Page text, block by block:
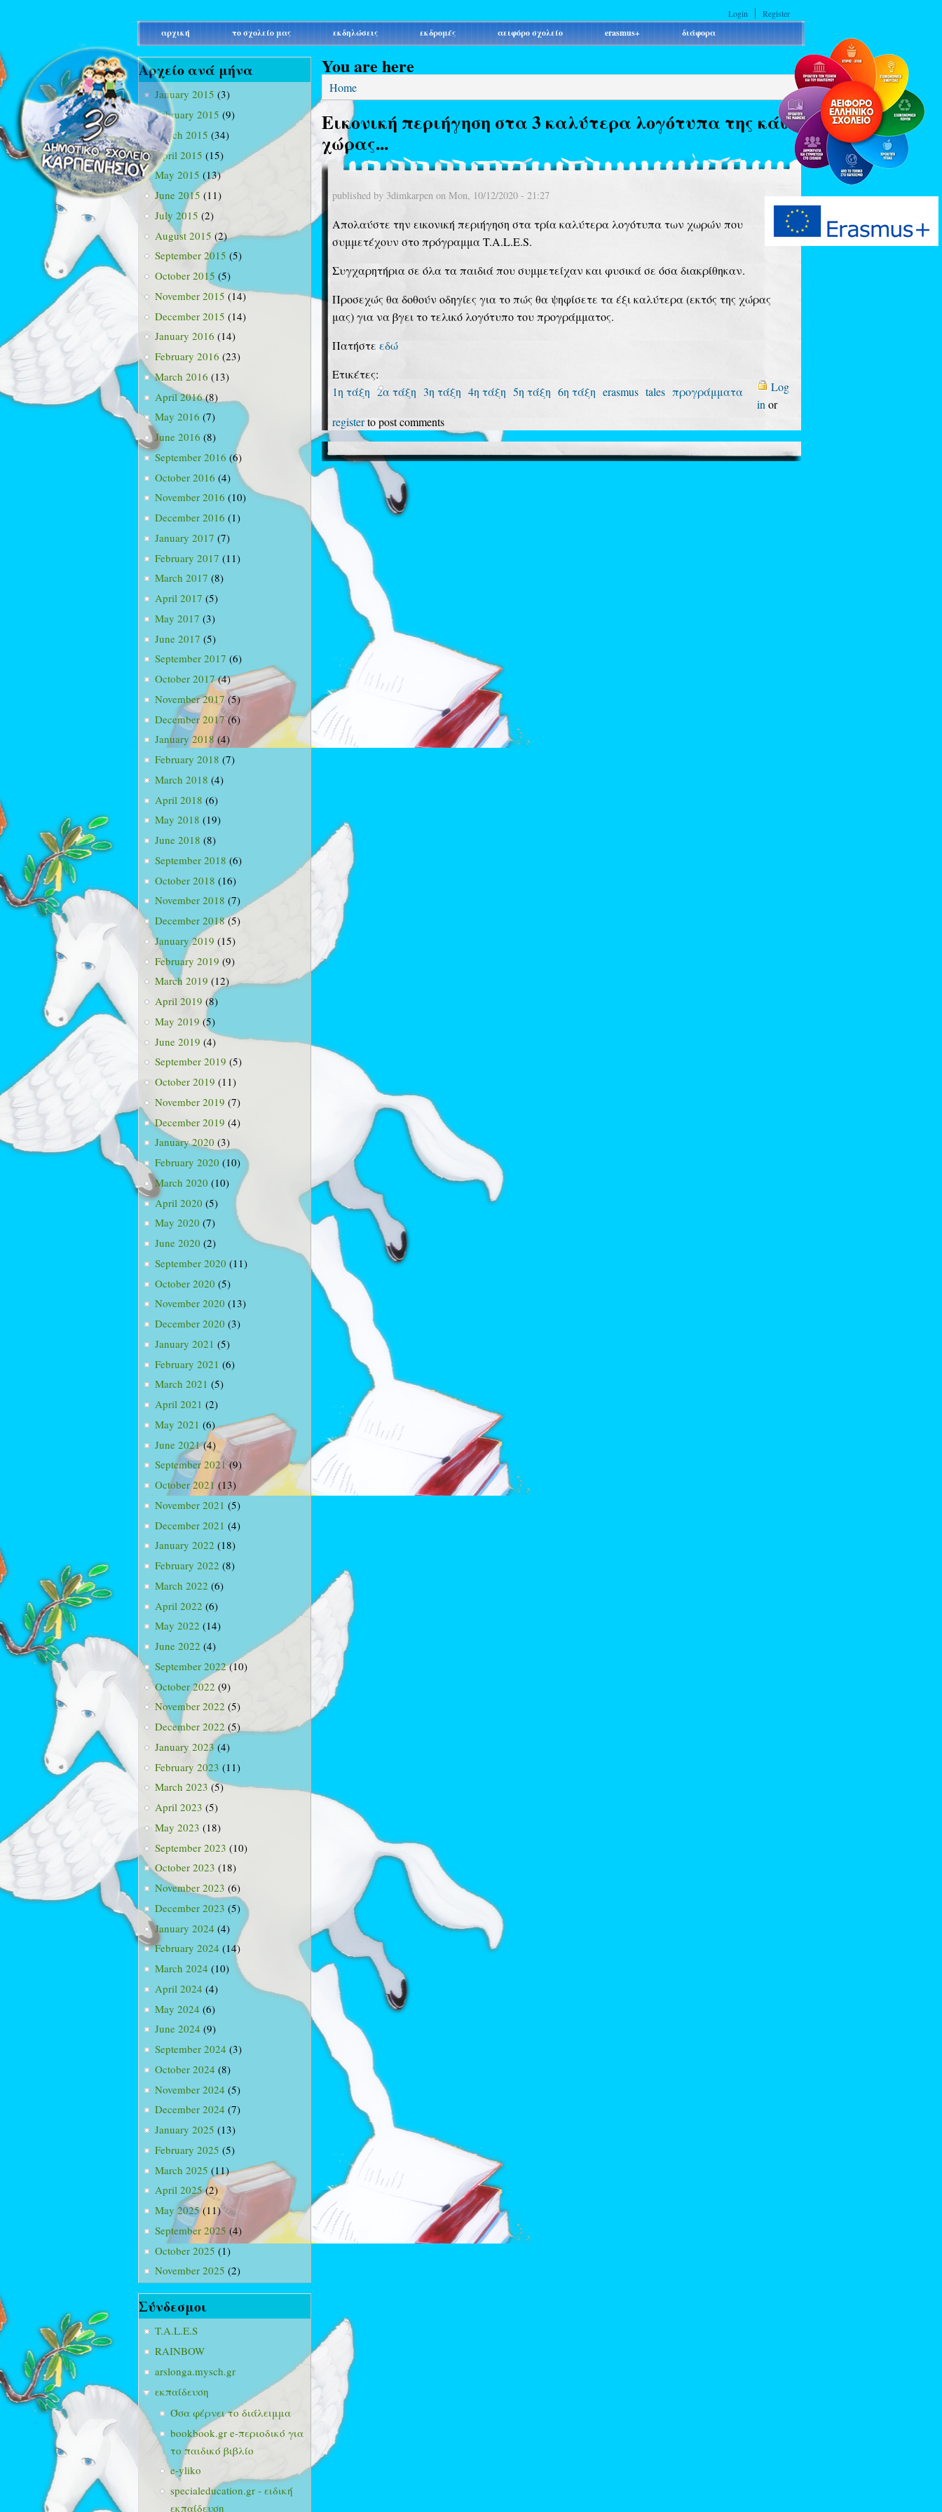
Login Register
main_menu
αρχική το σχολείο μας εκδηλώσεις εκδρομές αειφόρο σχολείο erasmus+ διάφορα
Αρχείο ανά μήνα
January 2015 (3)
February 2015 (9)
March 2015 (34)
April 2015 (15)
May 2015 (13)
June 2015 (11)
July 2015 (2)
August 2015 (2)
September 2015 (5)
October 2015 (5)
November 2015 (14)
December 2015 (14)
January 2016 (14)
February 2016 (23)
March 2016 (13)
April 2016(8)
May 2016 (7)
June 2016 (8)
September 2016 (6)
October 2016 (4)
November 2016 (10)
December 2016 (1)
January 2017 (7)
February 2017 (11)
March 2017 (8)
April 2017 (5)
May 2017 (3)
June 2017 (5)
September 2017 (6)
October 2017(4)
November 2017(5)
December 2017(6)
January 2018(4)
February 2018 (7)
March 2018 (4)
April 2018 (6)
May 2018 (19)
June 2018 (8)
September 2018 (6)
October 2018 (16)
November 2018 (7)
December 2018(5)
January 2019 (15)
February 2019 (9)
March 2019 (12)
April 2019 (8)
May 2019 (5)
June 2019 (4)
September 2019 (5)
October 2019 (11)
November 2019 (7)
December 2019 (4)
January 2020 (3)
February 2020 (10)
March 2020 (10)
April 2020 (5)
May 2020 (7)
June 2020 (2)
September 2020 (11)
October 2020 (5)
November 2020 (13)
December 2020 (3)
January 2021 (5)
February 2021 (6)
March 2021 (5)
April 2021 (2)
May 2021 (6)
June 2021(4)
September 2021(9)
October 2021 (13)
November 2021 (5)
December 2021 (4)
January 2022 (18)
February 2022 (8)
March 2022 (6)
April 2022 (6)
May 2022 (14)
June 2022 (4)
September 2022(10)
October 2022 (9)
November 2022 (5)
December 2022 (5)
January 2023(4)
February 2023 (11)
March 2023 (5)
April 2023 (5)
May 2023 (18)
September 2023 (10)
October 2023 (18)
November 2023 (6)
December 2023 (5)
January 2024 (4)
February 2024 (14)
March 2024 (10)
April 2024 (4)
May 2024 (6)
June 2024 (9)
September 2024 (3)
October 2024 (8)
November 2024 (5)
December 2024 (7)
January 2025 (13)
February 2025 (5)
March 2025 (11)
April 2025(2)
May 2025(11)
September 2025 (4)
October 2025 (1)
November 2025 (2)
Σύνδεσμοι
T.A.L.E.S
RAINBOW
arslonga.mysch.gr
εκπαίδευση
Όσα φέρνει το διάλειμμα
bookbook.gr e-περιοδικό για
το παιδικό βιβλίο
e-yliko
specialeducation.gr - ειδική
εκπαίδευση
You are here
Home
Εικονική περιήγηση στα 3 καλύτερα λογότυπα της κάθε
χώρας...
published by 3dimkarpen on Mon, 10/12/2020 - 21:27
Απολαύστε την εικονική περιήγηση στα τρία καλύτερα λογότυπα των χωρών που
συμμετέχουν στο πρόγραμμα T.A.L.E.S.
Συγχαρητήρια σε όλα τα παιδιά που συμμετείχαν και φυσικά σε όσα διακρίθηκαν.
Προσεχώς θα δοθούν οδηγίες για το πώς θα ψηφίσετε τα έξι καλύτερα (εκτός της χώρας
μας) για να βγει το τελικό λογότυπο του προγράμματος.
Πατήστε εδώ
Ετικέτες:
1η τάξη 2α τάξη 3η τάξη 4η τάξη 5η τάξη 6η τάξη erasmus tales προγράμματα
Log
in or
registerto post comments